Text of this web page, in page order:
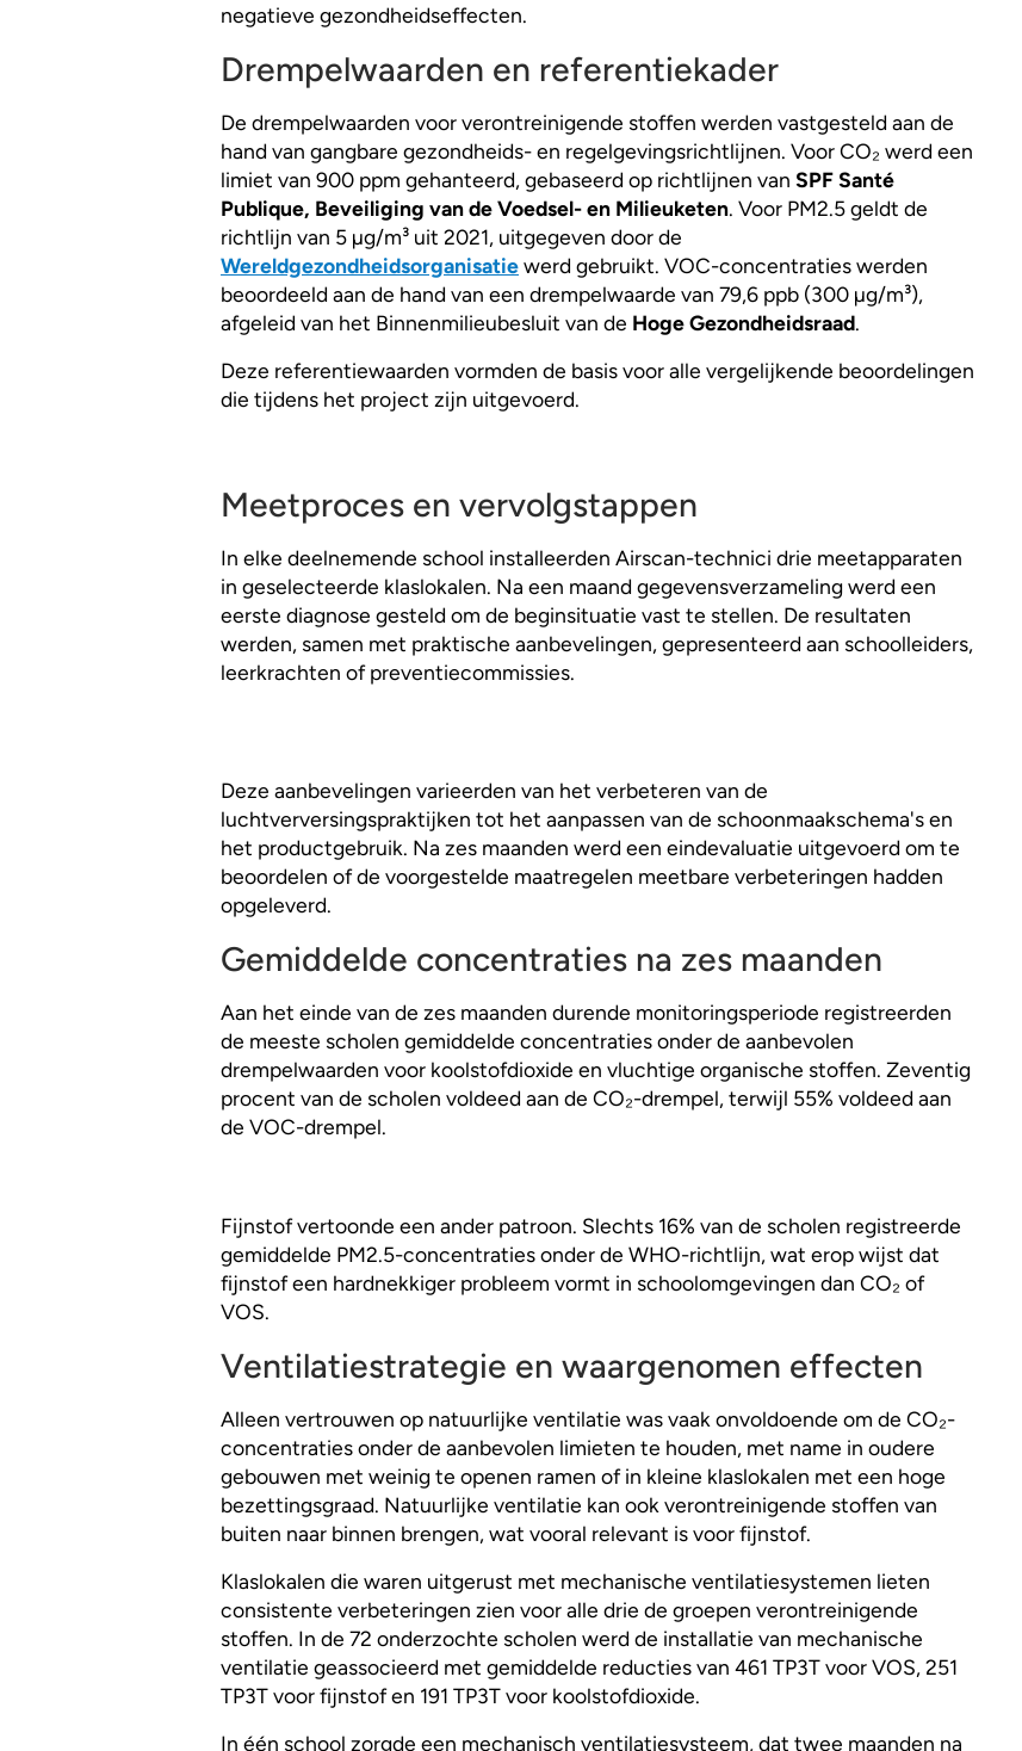
negatieve gezondheidseffecten.
Drempelwaarden en referentiekader
De drempelwaarden voor verontreinigende stoffen werden vastgesteld aan de
hand van gangbare gezondheids- en regelgevingsrichtlijnen. Voor CO₂ werd een
limiet van 900 ppm gehanteerd, gebaseerd op richtlijnen van SPF Santé
Publique, Beveiliging van de Voedsel- en Milieuketen. Voor PM2.5 geldt de
richtlijn van 5 µg/m³ uit 2021, uitgegeven door de
Wereldgezondheidsorganisatiewerd gebruikt. VOC-concentraties werden
beoordeeld aan de hand van een drempelwaarde van 79,6 ppb (300 µg/m³),
afgeleid van het Binnenmilieubesluit van de Hoge Gezondheidsraad.
Deze referentiewaarden vormden de basis voor alle vergelijkende beoordelingen
die tijdens het project zijn uitgevoerd.
Meetproces en vervolgstappen
In elke deelnemende school installeerden Airscan-technici drie meetapparaten
in geselecteerde klaslokalen. Na een maand gegevensverzameling werd een
eerste diagnose gesteld om de beginsituatie vast te stellen. De resultaten
werden, samen met praktische aanbevelingen, gepresenteerd aan schoolleiders,
leerkrachten of preventiecommissies.
Deze aanbevelingen varieerden van het verbeteren van de
luchtverversingspraktijken tot het aanpassen van de schoonmaakschema's en
het productgebruik. Na zes maanden werd een eindevaluatie uitgevoerd om te
beoordelen of de voorgestelde maatregelen meetbare verbeteringen hadden
opgeleverd.
Gemiddelde concentraties na zes maanden
Aan het einde van de zes maanden durende monitoringsperiode registreerden
de meeste scholen gemiddelde concentraties onder de aanbevolen
drempelwaarden voor koolstofdioxide en vluchtige organische stoffen. Zeventig
procent van de scholen voldeed aan de CO₂-drempel, terwijl 55% voldeed aan
de VOC-drempel.
Fijnstof vertoonde een ander patroon. Slechts 16% van de scholen registreerde
gemiddelde PM2.5-concentraties onder de WHO-richtlijn, wat erop wijst dat
fijnstof een hardnekkiger probleem vormt in schoolomgevingen dan CO₂ of
VOS.
Ventilatiestrategie en waargenomen effecten
Alleen vertrouwen op natuurlijke ventilatie was vaak onvoldoende om de CO₂-
concentraties onder de aanbevolen limieten te houden, met name in oudere
gebouwen met weinig te openen ramen of in kleine klaslokalen met een hoge
bezettingsgraad. Natuurlijke ventilatie kan ook verontreinigende stoffen van
buiten naar binnen brengen, wat vooral relevant is voor fijnstof.
Klaslokalen die waren uitgerust met mechanische ventilatiesystemen lieten
consistente verbeteringen zien voor alle drie de groepen verontreinigende
stoffen. In de 72 onderzochte scholen werd de installatie van mechanische
ventilatie geassocieerd met gemiddelde reducties van 461 TP3T voor VOS, 251
TP3T voor fijnstof en 191 TP3T voor koolstofdioxide.
In één school zorgde een mechanisch ventilatiesysteem, dat twee maanden na